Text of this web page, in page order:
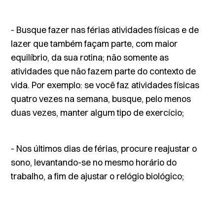
- Busque fazer nas férias atividades físicas e de
lazer que também façam parte, com maior
equilíbrio, da sua rotina; não somente as
atividades que não fazem parte do contexto de
vida. Por exemplo: se você faz atividades físicas
quatro vezes na semana, busque, pelo menos
duas vezes, manter algum tipo de exercício;
- Nos últimos dias de férias, procure reajustar o
sono, levantando-se no mesmo horário do
trabalho, a fim de ajustar o relógio biológico;